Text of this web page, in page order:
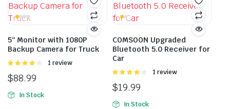
5″ Monitor with 1080P
Backup Camera for Truck
Được
4.005
1 review
$88.99
In Stock
COMSOON Upgraded
Bluetooth 5.0 Receiver for
Car
Được
4.005
1 review
$19.99
In Stock